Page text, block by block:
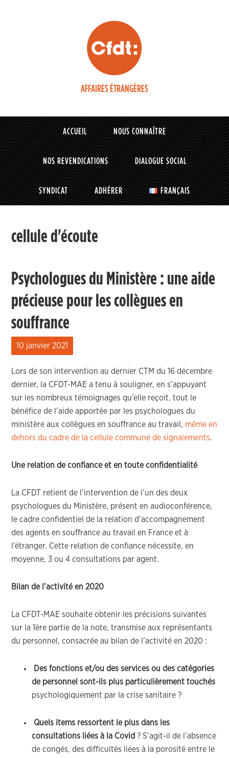
AFFAIRES ÉTRANGÈRES
ACCUEIL NOUS CONNAÎTRE
NOS REVENDICATIONS DIALOGUE SOCIAL
SYNDICAT ADHÉRER FRANÇAIS
cellule d'écoute
Psychologues du Ministère : une aide
précieuse pour les collègues en
souffrance
10 janvier 2021
Lors de son intervention au dernier CTM du 16 décembre
dernier, la CFDT-MAE a tenu à souligner, en s’appuyant
sur les nombreux témoignages qu’elle reçoit, tout le
bénéfice de l’aide apportée par les psychologues du
ministère aux collègues en souffrance au travail, même en
dehors du cadre de la cellule commune de signalements.
Une relation de confiance et en toute confidentialité
La CFDT retient de l’intervention de l’un des deux
psychologues du Ministère, présent en audioconférence,
le cadre confidentiel de la relation d’accompagnement
des agents en souffrance au travail en France et à
l’étranger. Cette relation de confiance nécessite, en
moyenne, 3 ou 4 consultations par agent.
Bilan de l’activité en 2020
La CFDT-MAE souhaite obtenir les précisions suivantes
sur la 1ère partie de la note, transmise aux représentants
du personnel, consacrée au bilan de l’activité en 2020 :
Des fonctions et/ou des services ou des catégories
de personnel sont-ils plus particulièrement touchés
psychologiquement par la crise sanitaire ?
Quels items ressortent le plus dans les
consultations liées à la Covid ? S’agit-il de l’absence
de congés, des difficultés liées à la porosité entre le